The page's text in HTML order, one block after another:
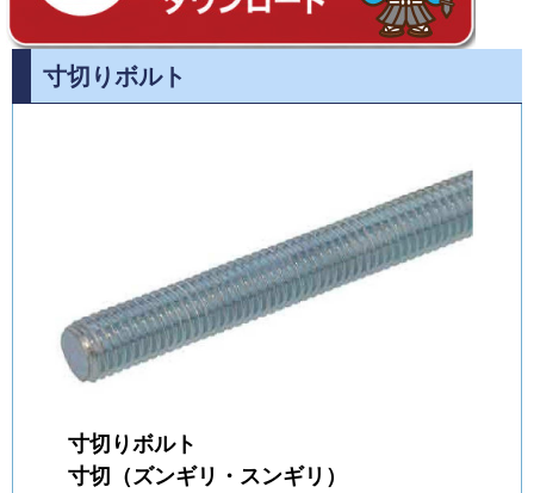
寸切りボルト
寸切りボルト
寸切（ズンギリ・スンギリ）